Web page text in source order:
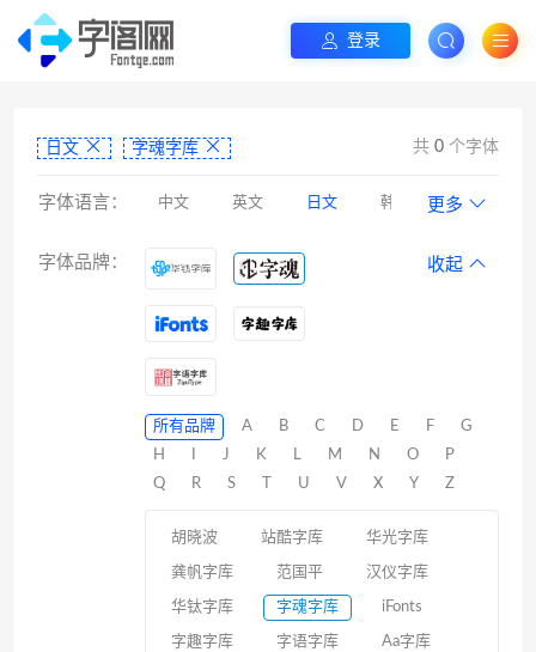
登录
日文 字魂字库 共 0 个字体
字体语言： 中文 英文 日文 韩文
罗马尼亚文 彝文
更多
字体品牌： 收起
所有品牌 A B C D E F
G
H
J K L M N O
P
Q
R S U V X Y Z
胡晓波 站酷字库 华光字库
龚帆字库 范国平 汉仪字库
华钛字库 字魂字库 iFonts
字趣字库 字语字库 Aa字库